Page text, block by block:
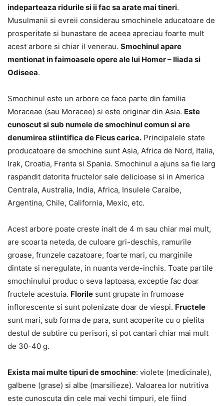
indeparteaza ridurile si ii fac sa arate mai tineri.
Musulmanii si evreii considerau smochinele aducatoare de
prosperitate si bunastare de aceea apreciau foarte mult
acest arbore si chiar il venerau. Smochinul apare
mentionat in faimoasele opere ale lui Homer – Iliada si
Odiseea.
Smochinul este un arbore ce face parte din familia
Moraceae (sau Moracee) si este originar din Asia. Este
cunoscut si sub numele de smochinul comun si are
denumirea stiintifica de Ficus carica. Principalele state
producatoare de smochine sunt Asia, Africa de Nord, Italia,
Irak, Croatia, Franta si Spania. Smochinul a ajuns sa fie larg
raspandit datorita fructelor sale delicioase si in America
Centrala, Australia, India, Africa, Insulele Caraibe,
Argentina, Chile, California, Mexic, etc.
Acest arbore poate creste inalt de 4 m sau chiar mai mult,
are scoarta neteda, de culoare gri-deschis, ramurile
groase, frunzele cazatoare, foarte mari, cu marginile
dintate si neregulate, in nuanta verde-inchis. Toate partile
smochinului produc o seva laptoasa, exceptie fac doar
fructele acestuia. Florile sunt grupate in frumoase
inflorescente si sunt polenizate doar de viespi. Fructele
sunt mari, sub forma de para, sunt acoperite cu o pielita
destul de subtire cu perisori, si pot cantari chiar mai mult
de 30-40 g.
Exista mai multe tipuri de smochine: violete (medicinale),
galbene (grase) si albe (marsilieze). Valoarea lor nutritiva
este cunoscuta din cele mai vechi timpuri, ele fiind